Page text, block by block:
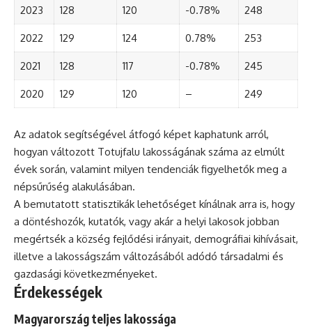
2023 128 120 -0.78% 248
2022 129 124 0.78% 253
2021 128 117 -0.78% 245
2020 129 120 – 249
Az adatok segítségével átfogó képet kaphatunk arról,
hogyan változott Totujfalu lakosságának száma az elmúlt
évek során, valamint milyen tendenciák figyelhetők meg a
népsűrűség alakulásában.
A bemutatott statisztikák lehetőséget kínálnak arra is, hogy
a döntéshozók, kutatók, vagy akár a helyi lakosok jobban
megértsék a község fejlődési irányait, demográfiai kihívásait,
illetve a lakosságszám változásából adódó társadalmi és
gazdasági következményeket.
Érdekességek
Magyarország teljes lakossága